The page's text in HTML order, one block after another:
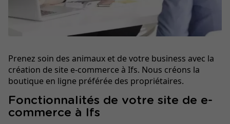
Prenez soin des animaux et de votre business avec la
création de site e-commerce à Ifs. Nous créons la
boutique en ligne préférée des propriétaires.
Fonctionnalités de votre site de e-
commerce à Ifs